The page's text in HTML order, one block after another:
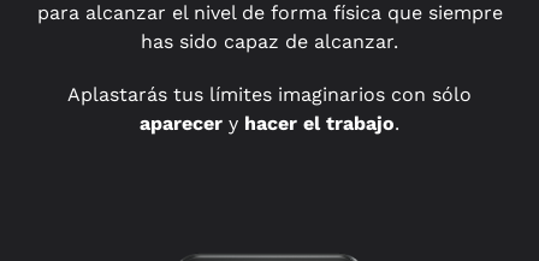
para alcanzar el nivel de forma física que siempre
has sido capaz de alcanzar.
Aplastarás tus límites imaginarios con sólo
aparecer y hacer el trabajo.